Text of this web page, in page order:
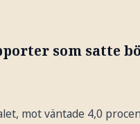
som satte
mot väntade 4,0